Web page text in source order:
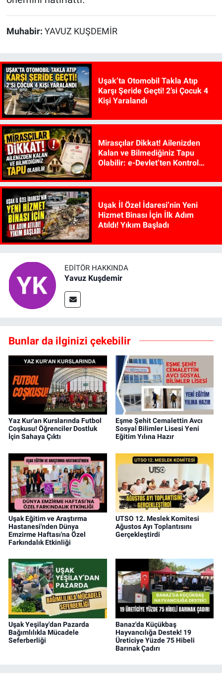
Muhabir: YAVUZ KUŞDEMİR
Uşak’ta Otomobil Takla Atıp
Karşı Şeride Geçti! 2’si Çocuk 4
Kişi Yaralandı
Mirasçılar Dikkat! Ailenizden
Kalan ve Bilmediğiniz Tapu
Olabilir: e-Devlet’ten Kontrol
Uşak İl Özel İdaresi’nin Yeni
Hizmet Binası İçin İlk Adım
Atıldı! Yıkım Başladı
EDITÖR HAKKINDA
Yavuz Kuşdemir
Bunlar da ilginizi çekebilir
Yaz Kur'an Kurslarında Futbol
Coşkusu! Öğrenciler Dostluk
İçin Sahaya Çıktı
Eşme Şehit Cemalettin Avcı
Sosyal Bilimler Lisesi Yeni
Eğitim Yılına Hazır
Uşak Eğitim ve Araştırma
Hastanesi'nden Dünya
Emzirme Haftası'na Özel
Farkındalık Etkinliği
UTSO 12. Meslek Komitesi
Ağustos Ayı Toplantısını
Gerçekleştirdi
Uşak Yeşilay'dan Pazarda
Bağımlılıkla Mücadele
Seferberliği
Banaz'da Küçükbaş
Hayvancılığa Destek! 19
Üreticiye Yüzde 75 Hibeli
Barınak Çadırı